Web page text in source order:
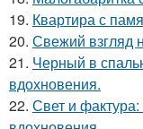
19. Квартира с
20. Свежий взгляд
21. Черный в
вдохновения.
22. Свет и